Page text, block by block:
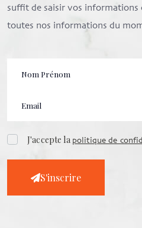
suffit de saisir vos informations
toutes nos informations du
J'accepte lapolitique de
S'inscrire